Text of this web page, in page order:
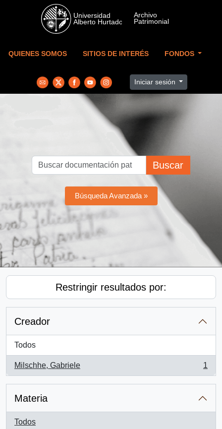
Skip to main content
QUIENES SOMOS SITIOS DE INTERÉS FONDOS
Iniciar sesión
Buscar
Búsqueda Avanzada »
Restringir resultados por:
Creador
Todos
Milschhe, Gabriele
, 1 resultados
1
Materia
Todos